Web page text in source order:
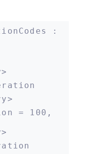
:
= 100,